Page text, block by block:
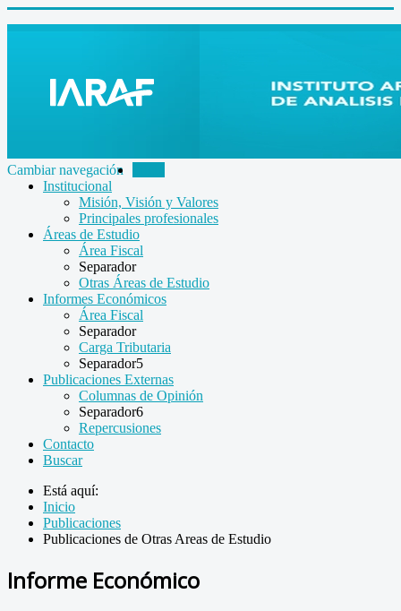
Cambiar navegación
Institucional
Misión, Visión y Valores
Principales profesionales
Áreas de Estudio
Área Fiscal
Separador
Otras Áreas de Estudio
Informes Económicos
Área Fiscal
Separador
Carga Tributaria
Separador5
Publicaciones Externas
Columnas de Opinión
Separador6
Repercusiones
Contacto
Buscar
Está aquí:
Inicio
Publicaciones
Publicaciones de Otras Areas de Estudio
Informe Económico